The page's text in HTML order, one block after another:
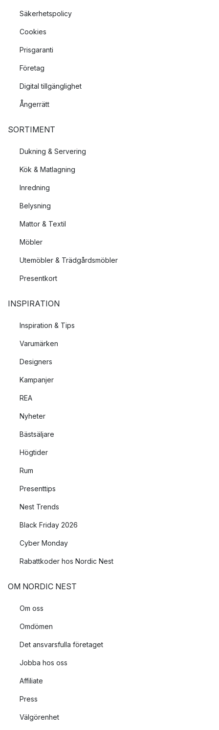
Säkerhetspolicy
Cookies
Prisgaranti
Företag
Digital tillgänglighet
Ångerrätt
SORTIMENT
Dukning & Servering
Kök & Matlagning
Inredning
Belysning
Mattor & Textil
Möbler
Utemöbler & Trädgårdsmöbler
Presentkort
INSPIRATION
Inspiration & Tips
Varumärken
Designers
Kampanjer
REA
Nyheter
Bästsäljare
Högtider
Rum
Presenttips
Nest Trends
Black Friday 2026
Cyber Monday
Rabattkoder hos Nordic Nest
OM NORDIC NEST
Om oss
Omdömen
Det ansvarsfulla företaget
Jobba hos oss
Affiliate
Press
Välgörenhet